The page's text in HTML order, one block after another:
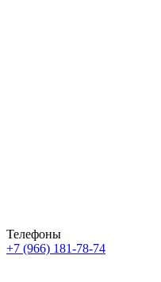
Телефоны
+7 (966) 181-78-74